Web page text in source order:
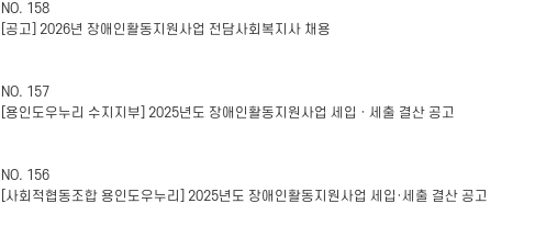
NO. 158
[공고] 2026년 장애인활동지원사업 전담사회복지사 채용
NO. 157
[용인도우누리 수지지부] 2025년도 장애인활동지원사업 세입 · 세출 결산 공고
NO. 156
[사회적협동조합 용인도우누리] 2025년도 장애인활동지원사업 세입·세출 결산 공고